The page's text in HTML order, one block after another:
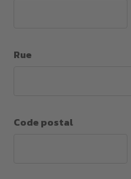
Rue
Code postal